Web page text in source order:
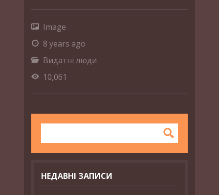
Image
8 years ago
Видатні люди
10,061
НЕДАВНІ ЗАПИСИ